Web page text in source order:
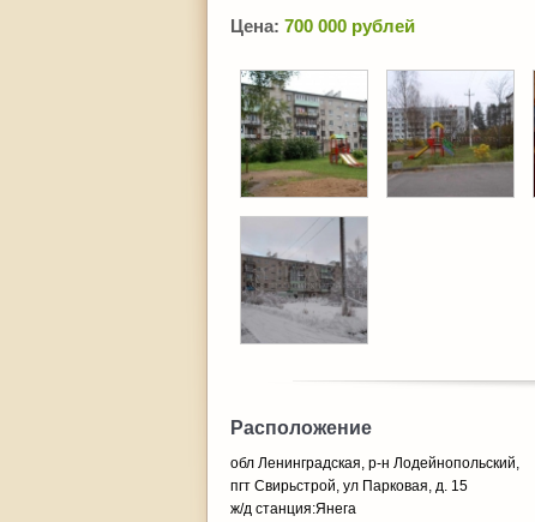
Цена: 700 000 рублей
Расположение
обл Ленинградская, р-н Лодейнопольский,
пгт Свирьстрой, ул Парковая, д. 15
ж/д станция:Янега